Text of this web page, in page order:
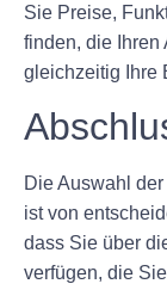
Sie Preise,
finden, die Ihren
gleichzeitig Ihre
Die Auswahl
ist von
dass Sie über
verfügen, die